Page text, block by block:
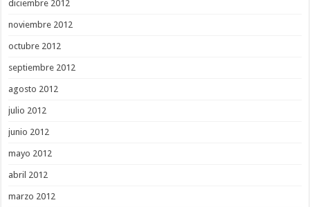
diciembre 2012
noviembre 2012
octubre 2012
septiembre 2012
agosto 2012
julio 2012
junio 2012
mayo 2012
abril 2012
marzo 2012